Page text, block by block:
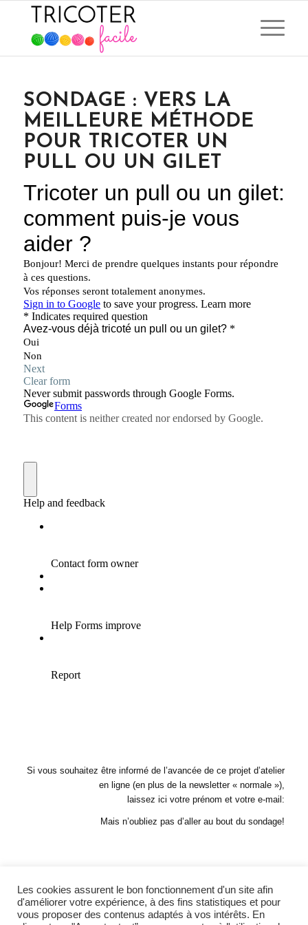
SONDAGE : VERS LA
MEILLEURE MÉTHODE
POUR TRICOTER UN
PULL OU UN GILET
Si vous souhaitez être informé de l’avancée de ce projet d’atelier
en ligne (en plus de la newsletter « normale »),
laissez ici votre prénom et votre e-mail:
Mais n’oubliez pas d’aller au bout du sondage!
Les cookies assurent le bon fonctionnement d'un site afin
d'améliorer votre expérience, à des fins statistiques et pour
vous proposer des contenus adaptés à vos intérêts. En